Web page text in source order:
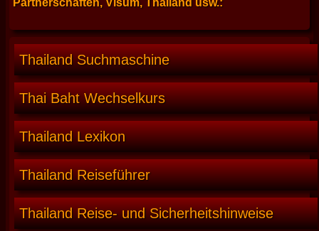
Partnerschaften, Visum, Thailand usw.:
Thailand Suchmaschine
Thai Baht Wechselkurs
Thailand Lexikon
Thailand Reiseführer
Thailand Reise- und Sicherheitshinweise